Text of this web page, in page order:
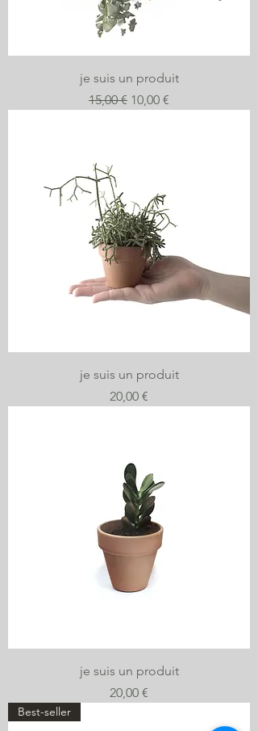
je suis un produit
Prix original
15,00 € Prix promotionnel
10,00 €
je suis un produit
Prix
20,00 €
je suis un produit
Prix
20,00 €
Best-seller